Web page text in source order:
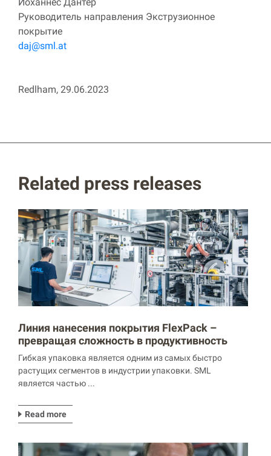
Руководитель направления Экструзионное
покрытие
daj@sml.at
Redlham, 29.06.2023
Related press releases
Линия нанесения покрытия FlexPack –
превращая сложность в продуктивность
Гибкая упаковка является одним из самых быстро
растущих сегментов в индустрии упаковки. SML
является частью ...
Read more